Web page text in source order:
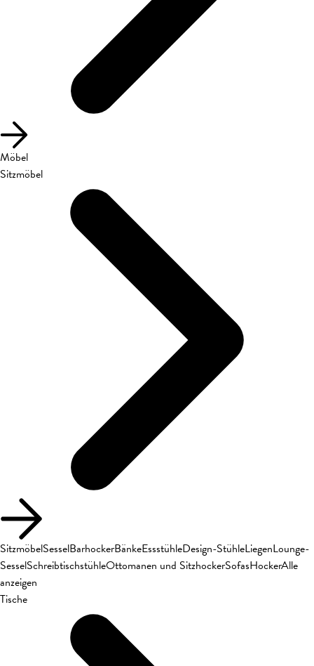
Möbel
Sitzmöbel
SitzmöbelSesselBarhockerBänkeEssstühleDesign-StühleLiegenLounge-
SesselSchreibtischstühleOttomanen und SitzhockerSofasHockerAlle
anzeigen
Tische